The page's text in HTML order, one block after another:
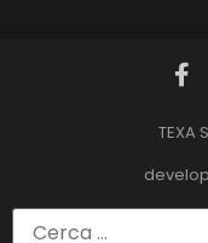
TEXA